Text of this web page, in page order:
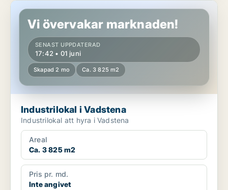
Industrilokal i Vadstena
Vi övervakar marknaden!
SENAST UPPDATERAD
17:42 • 01 juni
Skapad 2 mo Ca. 3 825 m2
Industrilokal i Vadstena
Industrilokal att hyra i Vadstena
Areal
Ca. 3 825 m2
Pris pr. md.
Inte angivet